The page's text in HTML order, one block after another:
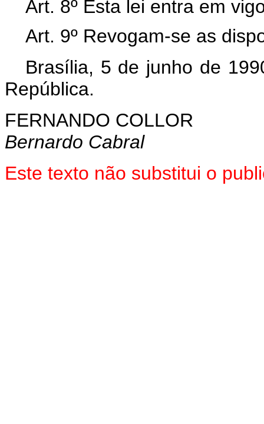
Art. 8º Esta lei entra em
Art. 9º Revogam-se as
Brasília, 5 de junho de
República.
FERNANDO COLLOR
Bernardo Cabral
Este texto não substitui o